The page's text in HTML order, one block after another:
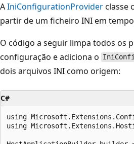
AIniConfigurationProviderclasse
partir de um ficheiro INI em
O código a seguir limpa todos os
configuração e adiciona o
dois arquivos INI como origem:
C#
using
using